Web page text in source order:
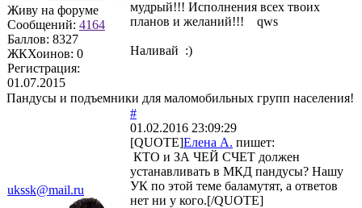
Живу на форуме
Сообщений: 4164
Баллов: 8327
ЖКХоинов: 0
Регистрация:
01.07.2015
мудрый!!! Исполнения всех твоих
планов и желаний!!! qws
Наливай :)
Пандусы и подъемники для маломобильных групп населения!
ukssk@mail.ru
#
01.02.2016 23:09:29
[QUOTE]Елена А. пишет:
КТО и ЗА ЧЕЙ СЧЕТ должен
устанавливать в МКД пандусы? Нашу
УК по этой теме баламутят, а ответов
нет ни у кого.[/QUOTE]